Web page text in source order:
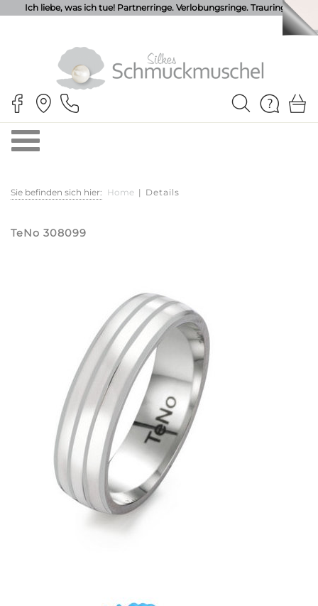
Ich liebe, was ich tue! Partnerringe. Verlobungsringe. Trauringe.
Sie befinden sich hier: Home | Details
TeNo 308099